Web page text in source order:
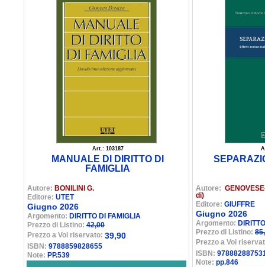
Art.: 103187
MANUALE DI DIRITTO DI
FAMIGLIA
Autore: BONILINI G.
Editore: UTET
Giugno 2026
Argomento: DIRITTO DI FAMIGLIA
Prezzo di Listino: 42,00
Prezzo a Voi riservato: 39,90
ISBN: 9788859828655
Note: PP.539
Autore:
di)
Editore: GIUFFRE
Giugno 2026
Argomento:
Prezzo di Listino:
Prezzo a Voi
ISBN:
Note: pp.846